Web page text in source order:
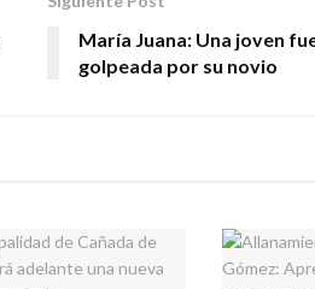
María Juana: Una joven
golpeada por su novio